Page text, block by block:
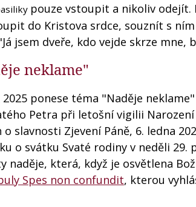
pouze vstoupit a nikoliv
do Kristova srdce, souznít s
jsem dveře, kdo vejde skrze mne,
neklame"
ponese téma "Naděje
Petra při letošní vigilii Narození
slavnosti Zjevení Páně, 6. ledna
o svátku Svaté rodiny v neděli 29.
naděje, která, když je osvětlena
Spes non confundit, kterou